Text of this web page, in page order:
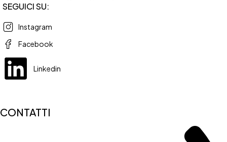
SEGUICI SU:
Instagram
Facebook
Linkedin
CONTATTI